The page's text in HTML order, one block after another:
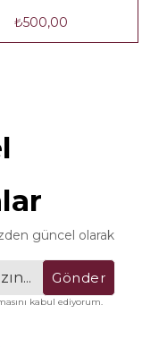
₺500,00
güncel olarak
Gönder
kabul ediyorum.